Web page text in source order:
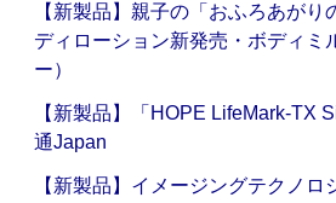
【新製品】親子の「おふろあが
ディローション新発売・ボディ
ー）
【新製品】「HOPE LifeMark-
通Japan
【新製品】イメージングテクノ